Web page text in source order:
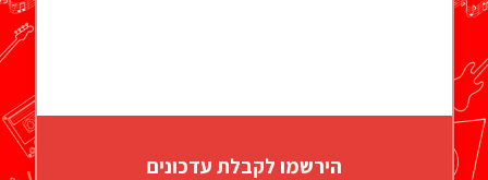
הירשמו לקבלת עדכונים